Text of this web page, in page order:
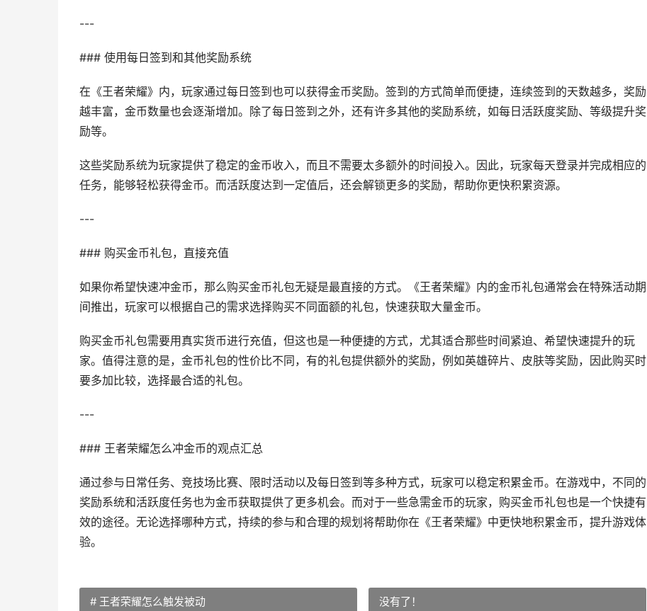
---
### 使用每日签到和其他奖励系统
在《王者荣耀》内，玩家通过每日签到也可以获得金币奖励。签到的方式简单而便捷，连续签到的天数越多，奖励
越丰富，金币数量也会逐渐增加。除了每日签到之外，还有许多其他的奖励系统，如每日活跃度奖励、等级提升奖
励等。
这些奖励系统为玩家提供了稳定的金币收入，而且不需要太多额外的时间投入。因此，玩家每天登录并完成相应的
任务，能够轻松获得金币。而活跃度达到一定值后，还会解锁更多的奖励，帮助你更快积累资源。
---
### 购买金币礼包，直接充值
如果你希望快速冲金币，那么购买金币礼包无疑是最直接的方式。《王者荣耀》内的金币礼包通常会在特殊活动期
间推出，玩家可以根据自己的需求选择购买不同面额的礼包，快速获取大量金币。
购买金币礼包需要用真实货币进行充值，但这也是一种便捷的方式，尤其适合那些时间紧迫、希望快速提升的玩
家。值得注意的是，金币礼包的性价比不同，有的礼包提供额外的奖励，例如英雄碎片、皮肤等奖励，因此购买时
要多加比较，选择最合适的礼包。
---
### 王者荣耀怎么冲金币的观点汇总
通过参与日常任务、竞技场比赛、限时活动以及每日签到等多种方式，玩家可以稳定积累金币。在游戏中，不同的
奖励系统和活跃度任务也为金币获取提供了更多机会。而对于一些急需金币的玩家，购买金币礼包也是一个快捷有
效的途径。无论选择哪种方式，持续的参与和合理的规划将帮助你在《王者荣耀》中更快地积累金币，提升游戏体
验。
# 王者荣耀怎么触发被动 没有了！